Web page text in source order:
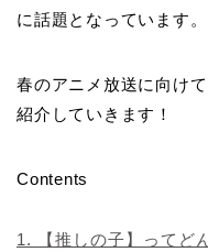
に話題となっています。
春のアニメ放送に向け
紹介していきます！
Contents
1.
【推しの子】ってど